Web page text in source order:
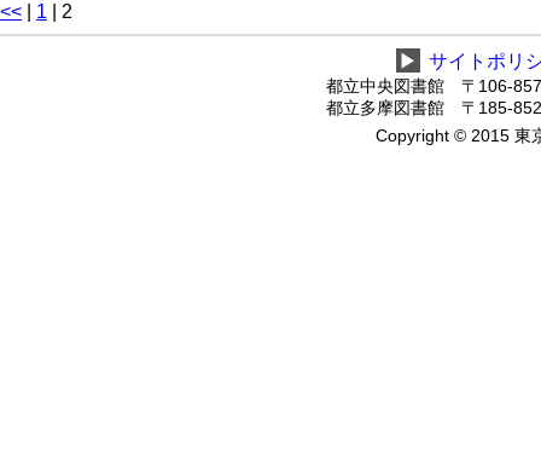
<<
1 2
▶ サイトポリ
都立中央図書館 〒106-
都立多摩図書館 〒185-
Copyright © 2015 東